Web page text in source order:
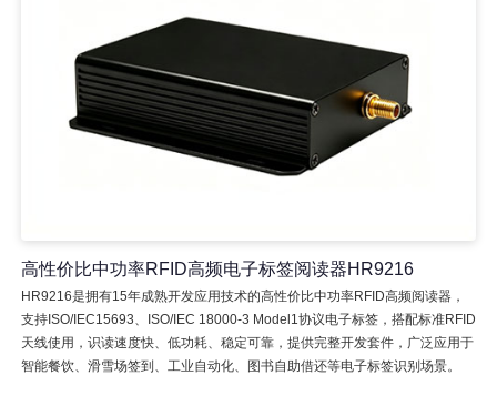
高性价比中功率RFID高频电子标签阅读器HR9216
HR9216是拥有15年成熟开发应用技术的高性价比中功率RFID高频阅读器，
支持ISO/IEC15693、ISO/IEC 18000-3 Model1协议电子标签，搭配标准RFID
天线使用，识读速度快、低功耗、稳定可靠，提供完整开发套件，广泛应用于
智能餐饮、滑雪场签到、工业自动化、图书自助借还等电子标签识别场景。